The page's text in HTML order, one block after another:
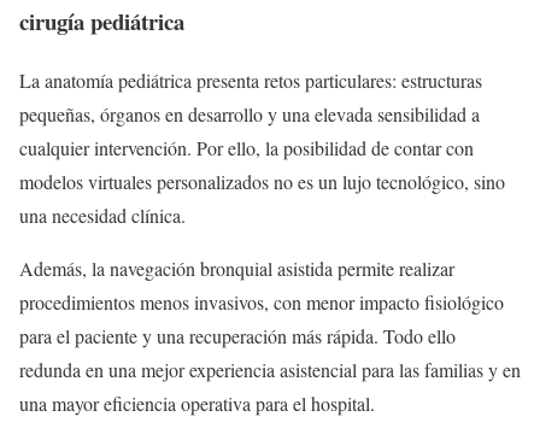
cirugía pediátrica
La anatomía pediátrica presenta retos particulares: estructuras
pequeñas, órganos en desarrollo y una elevada sensibilidad a
cualquier intervención. Por ello, la posibilidad de contar con
modelos virtuales personalizados no es un lujo tecnológico, sino
una necesidad clínica.
Además, la navegación bronquial asistida permite realizar
procedimientos menos invasivos, con menor impacto fisiológico
para el paciente y una recuperación más rápida. Todo ello
redunda en una mejor experiencia asistencial para las familias y en
una mayor eficiencia operativa para el hospital.